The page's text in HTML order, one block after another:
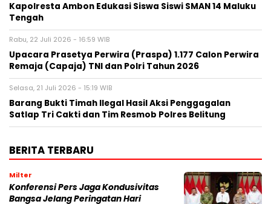
Kapolresta Ambon Edukasi Siswa Siswi SMAN 14 Maluku
Tengah
Rabu, 22 Juli 2026 - 16:59 WIB
Upacara Prasetya Perwira (Praspa) 1.177 Calon Perwira
Remaja (Capaja) TNI dan Polri Tahun 2026
Selasa, 21 Juli 2026 - 15:19 WIB
Barang Bukti Timah Ilegal Hasil Aksi Penggagalan
Satlap Tri Cakti dan Tim Resmob Polres Belitung
BERITA TERBARU
Milter
Konferensi Pers Jaga Kondusivitas
Bangsa Jelang Peringatan Hari